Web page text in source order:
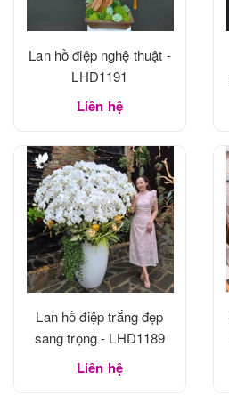
Lan hồ điệp nghệ thuật -
LHD1191
Liên hệ
Lan hồ điệp trắng đẹp
sang trọng - LHD1189
Liên hệ